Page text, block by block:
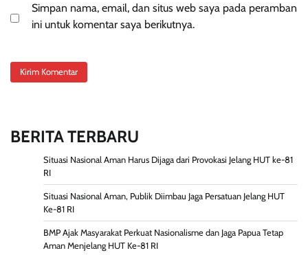
Simpan nama, email, dan situs web saya pada peramban
ini untuk komentar saya berikutnya.
BERITA TERBARU
Situasi Nasional Aman Harus Dijaga dari Provokasi Jelang HUT ke-81
RI
Situasi Nasional Aman, Publik Diimbau Jaga Persatuan Jelang HUT
Ke-81 RI
BMP Ajak Masyarakat Perkuat Nasionalisme dan Jaga Papua Tetap
Aman Menjelang HUT Ke-81 RI